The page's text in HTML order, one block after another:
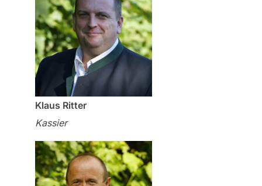
Klaus Ritter
Kassier